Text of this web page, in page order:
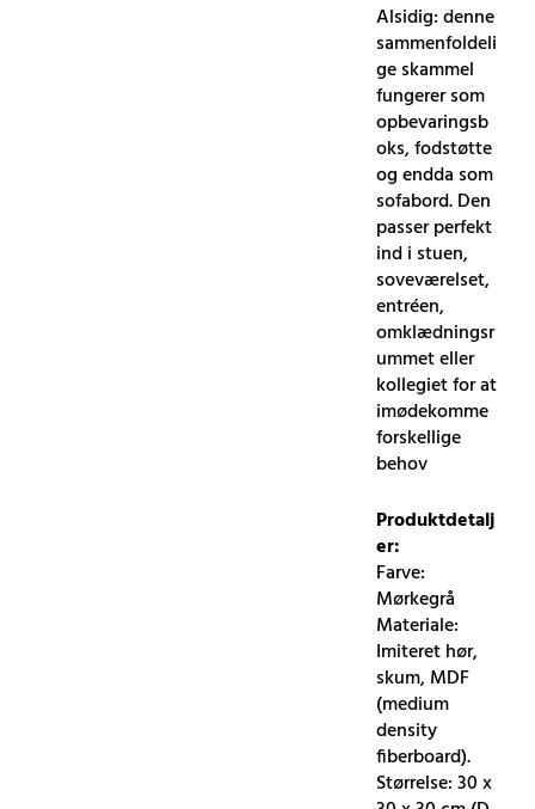
Alsidig: denne
sammenfoldeli
ge skammel
fungerer som
opbevaringsb
oks, fodstøtte
og endda som
sofabord. Den
passer perfekt
ind i stuen,
soveværelset,
entréen,
omklædningsr
ummet eller
kollegiet for at
imødekomme
forskellige
behov
Produktdetalj
er:
Farve:
Mørkegrå
Materiale:
Imiteret hør,
skum, MDF
(medium
density
fiberboard).
Størrelse: 30 x